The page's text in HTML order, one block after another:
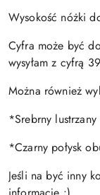
Wysokość nóżki
Cyfra może być
wysyłam z cyfrą
Można również
*Srebrny lustrzany
*Czarny połysk
Jeśli na być inny